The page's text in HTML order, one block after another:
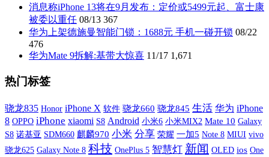
消息称iPhone 13将在9月发布：定价或5499元起、富士康
被委以重任 08/13 367
华为上架德施曼智能门锁：1688元 手机一碰开锁 08/22
476
华为Mate 9拆解:基带大惊喜 11/17 1,671
热门标签
骁龙835 Honor iPhone X 软件 骁龙660 骁龙845 生活 华为 iPhone
8 OPPO iPhone xiaomi S8 Android 小米6 小米MIX2 Mate 10 Galaxy
S8 诺基亚 SDM660 麒麟970 小米 分享 荣耀 一加5 Note 8 MIUI vivo
骁龙625 Galaxy Note 8 科技 OnePlus 5 智慧灯 新闻 OLED ios One